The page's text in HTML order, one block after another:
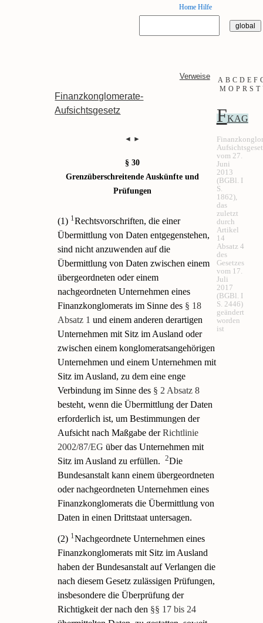
Home Hilfe
A B C D E F
M O P R S T
Finanzkonglomerate-
Aufsichtsgesetz
Verweise
◄ ►
§ 30
Grenzüberschreitende Auskünfte und
Prüfungen
FKAG
vom 27.
Juni
2013
(BGBl. I
S.
1862),
das
zuletzt
durch
Artikel
14
Absatz 4
des
Gesetzes
vom 17.
Juli
2017
(BGBl. I
S. 2446)
geändert
worden
ist
(1) 1Rechtsvorschriften, die einer
Übermittlung von Daten entgegenstehen,
sind nicht anzuwenden auf die
Übermittlung von Daten zwischen einem
übergeordneten oder einem
nachgeordneten Unternehmen eines
Finanzkonglomerats im Sinne des § 18
Absatz 1 und einem anderen derartigen
Unternehmen mit Sitz im Ausland oder
zwischen einem konglomeratsangehörigen
Unternehmen und einem Unternehmen mit
Sitz im Ausland, zu dem eine enge
Verbindung im Sinne des § 2 Absatz 8
besteht, wenn die Übermittlung der Daten
erforderlich ist, um Bestimmungen der
Aufsicht nach Maßgabe derRichtlinie
2002/87/EG über das Unternehmen mit
Sitz im Ausland zu erfüllen.
2Die
Bundesanstalt kann einem übergeordneten
oder nachgeordneten Unternehmen eines
Finanzkonglomerats die Übermittlung von
Daten in einen Drittstaat untersagen.
(2) 1Nachgeordnete Unternehmen eines
Finanzkonglomerats mit Sitz im Ausland
haben der Bundesanstalt auf Verlangen die
nach diesem Gesetz zulässigen Prüfungen,
insbesondere die Überprüfung der
Richtigkeit der nach den §§ 17 bis 24